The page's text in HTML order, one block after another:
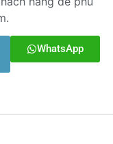
WhatsApp